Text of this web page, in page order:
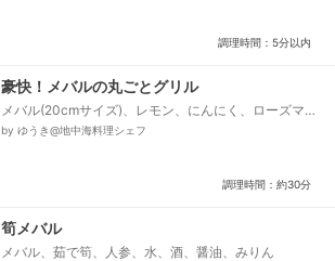
調理時間：5分以内
豪快！メバルの丸ごとグリル
メバル(20cmサイズ)、レモン、にんにく、ローズマリ
ー、タイム、塩、ブラックペッパー、ピュアオリーブ
by ゆうき@地中海料理シェフ
調理時間：約30分
筍メバル
メバル、茹で筍、人参、水、酒、醤油、みりん